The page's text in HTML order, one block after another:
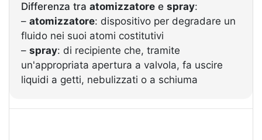
Differenza tra atomizzatore e spray:
– atomizzatore: dispositivo per degradare un
fluido nei suoi atomi costitutivi
– spray: di recipiente che, tramite
un'appropriata apertura a valvola, fa uscire
liquidi a getti, nebulizzati o a schiuma